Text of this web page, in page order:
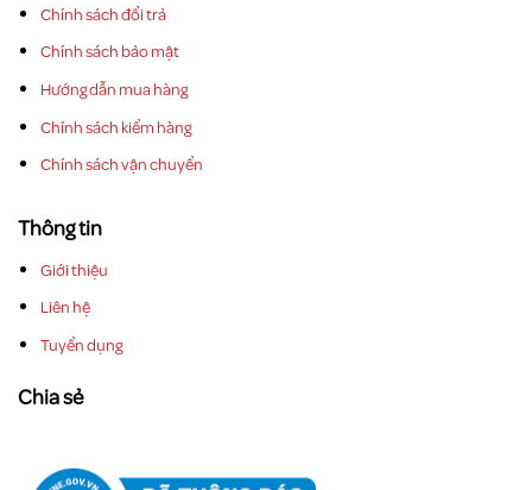
Chính sách đổi trả
Chính sách bảo mật
Hướng dẫn mua hàng
Chính sách kiểm hàng
Chính sách vận chuyển
Thông tin
Giới thiệu
Liên hệ
Tuyển dụng
Chia sẻ